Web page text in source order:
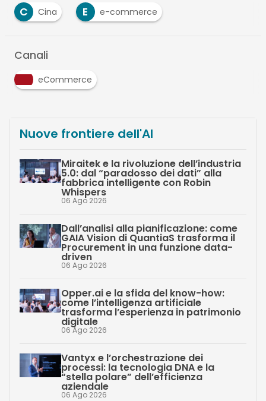
C
Cina E e-commerce
Canali
eCommerce
Nuove frontiere dell'AI
Miraitek e la rivoluzione dell’industria
5.0: dal “paradosso dei dati” alla
fabbrica intelligente con Robin
Whispers
06 Ago 2026
Dall’analisi alla pianificazione: come
GAIA Vision di QuantiaS trasforma il
Procurement in una funzione data-
driven
06 Ago 2026
Opper.ai e la sfida del know-how:
come l’intelligenza artificiale
trasforma l’esperienza in patrimonio
digitale
06 Ago 2026
Vantyx e l’orchestrazione dei
processi: la tecnologia DNA e la
“stella polare” dell’efficienza
aziendale
06 Ago 2026